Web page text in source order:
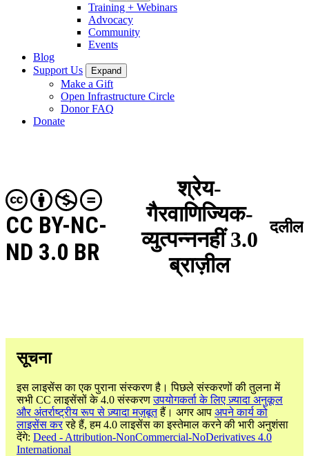
Training + Webinars
Advocacy
Community
Events
Blog
Support Us
Expand
Make a Gift
Open Infrastructure Circle
Donor FAQ
Donate
श्रेय-
गैरवाणिज्यिक-
व्युत्पन्ननहीं 3.0
ब्राज़ील
CC BY-NC-
ND 3.0 BR
दलील
सूचना
इस लाइसेंस का एक पुराना संस्करण है। पिछले संस्करणों की तुलना में
सभी CC लाइसेंसों के 4.0 संस्करणउपयोगकर्ता के लिए ज़्यादा अनुकूल
और अंतर्राष्ट्रीय रूप से ज़्यादा मज़बूतहैं। अगर आप अपने कार्य को
लाइसेंस कररहे हैं, हम 4.0 लाइसेंस का इस्तेमाल करने की भारी अनुशंसा
देंगे: Deed - Attribution-NonCommercial-NoDerivatives 4.0
International